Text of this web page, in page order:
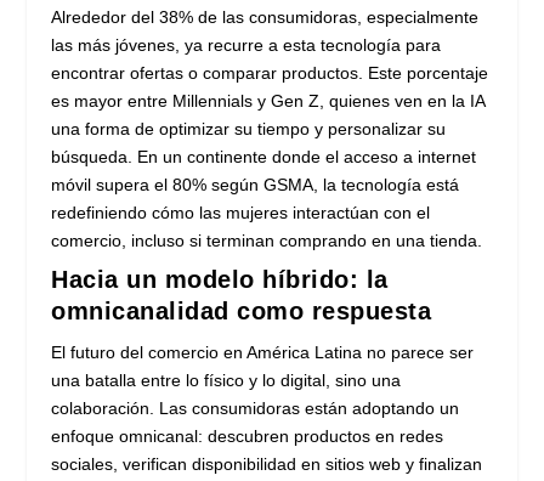
Alrededor del 38% de las consumidoras, especialmente
las más jóvenes, ya recurre a esta tecnología para
encontrar ofertas o comparar productos. Este porcentaje
es mayor entre Millennials y Gen Z, quienes ven en la IA
una forma de optimizar su tiempo y personalizar su
búsqueda. En un continente donde el acceso a internet
móvil supera el 80% según GSMA, la tecnología está
redefiniendo cómo las mujeres interactúan con el
comercio, incluso si terminan comprando en una tienda.
Hacia un modelo híbrido: la
omnicanalidad como respuesta
El futuro del comercio en América Latina no parece ser
una batalla entre lo físico y lo digital, sino una
colaboración. Las consumidoras están adoptando un
enfoque omnicanal: descubren productos en redes
sociales, verifican disponibilidad en sitios web y finalizan